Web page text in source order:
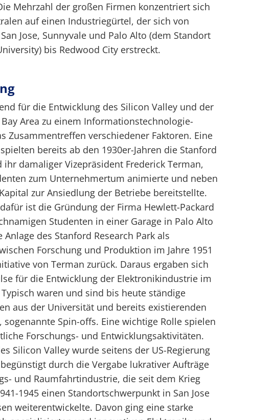
Mehrzahl der großen Firmen konzentriert sich
auf einen Industriegürtel, der sich von
Jose, Sunnyvale und Palo Alto (dem Standort
bis Redwood City erstreckt.
für die Entwicklung des Silicon Valley und der
Bay Area zu einem Informationstechnologie-
Zusammentreffen verschiedener Faktoren. Eine
bereits ab den 1930er-Jahren die Stanford
ihr damaliger Vizepräsident Frederick Terman,
zum Unternehmertum animierte und neben
zur Ansiedlung der Betriebe bereitstellte.
ist die Gründung der Firma Hewlett-Packard
Studenten in einer Garage in Palo Alto
Anlage des Stanford Research Park als
Forschung und Produktion im Jahre 1951
von Terman zurück. Daraus ergaben sich
für die Entwicklung der Elektronikindustrie im
waren und sind bis heute ständige
aus der Universität und bereits existierenden
sogenannte Spin-offs. Eine wichtige Rolle spielen
Forschungs- und Entwicklungsaktivitäten.
Silicon Valley wurde seitens der US-Regierung
durch die Vergabe lukrativer Aufträge
und Raumfahrtindustrie, die seit dem Krieg
1945 einen Standortschwerpunkt in San Jose
weiterentwickelte. Davon ging eine starke